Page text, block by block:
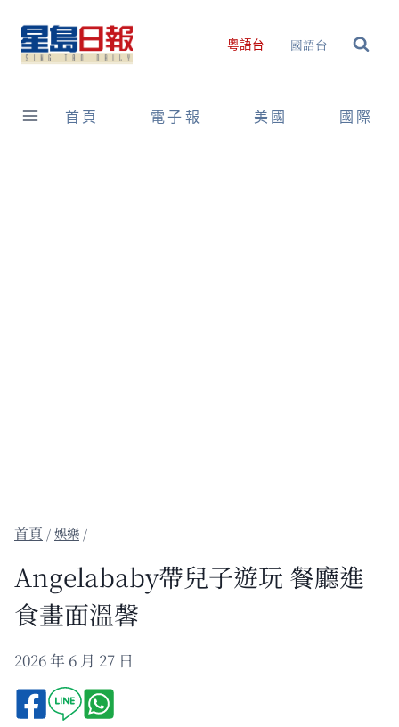
content
粵語台 國語台
首頁 電子報 美國 國際
/娛樂 /
Angelababy帶兒子遊玩 餐廳進
食畫面溫馨
2026 年 6 月 27 日